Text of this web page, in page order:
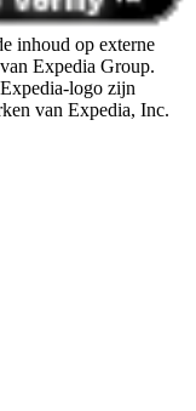
inhoud op externe
Expedia Group.
logo zijn
van Expedia, Inc.